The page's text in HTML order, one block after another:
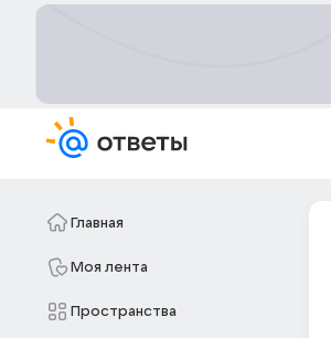
Главная
Моя лента
Пространства